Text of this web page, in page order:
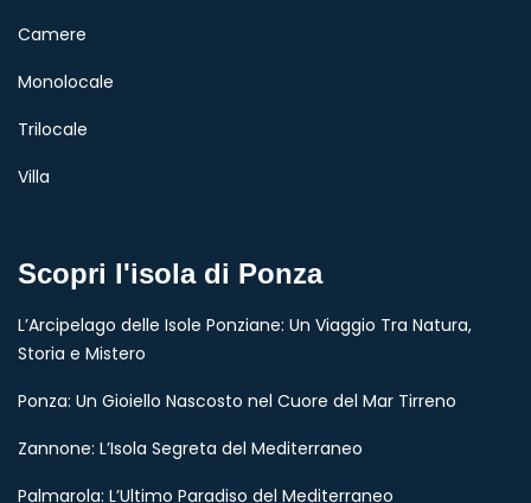
Camere
Monolocale
Trilocale
Villa
Scopri l'isola di Ponza
L’Arcipelago delle Isole Ponziane: Un Viaggio Tra Natura,
Storia e Mistero
Ponza: Un Gioiello Nascosto nel Cuore del Mar Tirreno
Zannone: L’Isola Segreta del Mediterraneo
Palmarola: L’Ultimo Paradiso del Mediterraneo